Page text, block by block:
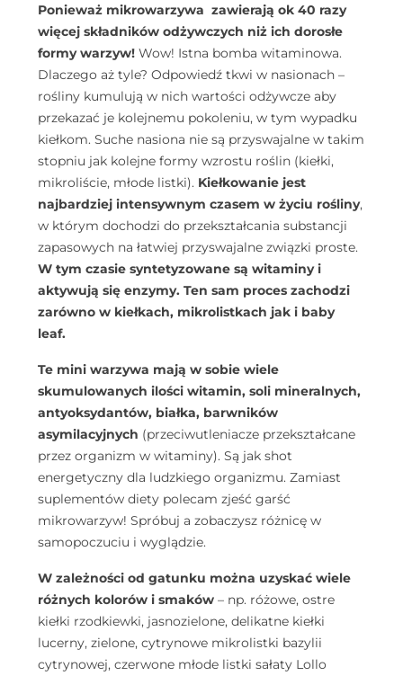
Ponieważ mikrowarzywa zawierają ok 40 razy
więcej składników odżywczych niż ich dorosłe
formy warzyw! Wow! Istna bomba witaminowa.
Dlaczego aż tyle? Odpowiedź tkwi w nasionach –
rośliny kumulują w nich wartości odżywcze aby
przekazać je kolejnemu pokoleniu, w tym wypadku
kiełkom. Suche nasiona nie są przyswajalne w takim
stopniu jak kolejne formy wzrostu roślin (kiełki,
mikroliście, młode listki). Kiełkowanie jest
najbardziej intensywnym czasem w życiu rośliny,
w którym dochodzi do przekształcania substancji
zapasowych na łatwiej przyswajalne związki proste.
W tym czasie syntetyzowane są witaminy i
aktywują się enzymy. Ten sam proces zachodzi
zarówno w kiełkach, mikrolistkach jak i baby
leaf.
Te mini warzywa mają w sobie wiele
skumulowanych ilości witamin, soli mineralnych,
antyoksydantów, białka, barwników
asymilacyjnych (przeciwutleniacze przekształcane
przez organizm w witaminy). Są jak shot
energetyczny dla ludzkiego organizmu. Zamiast
suplementów diety polecam zjeść garść
mikrowarzyw! Spróbuj a zobaczysz różnicę w
samopoczuciu i wyglądzie.
W zależności od gatunku można uzyskać wiele
różnych kolorów i smaków – np. różowe, ostre
kiełki rzodkiewki, jasnozielone, delikatne kiełki
lucerny, zielone, cytrynowe mikrolistki bazylii
cytrynowej, czerwone młode listki sałaty Lollo